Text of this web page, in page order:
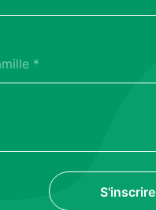
*
S'inscrire